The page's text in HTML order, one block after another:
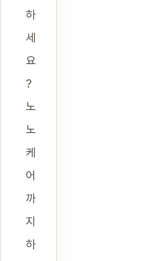
하
세
요
?
노
노
케
어
까
지
하